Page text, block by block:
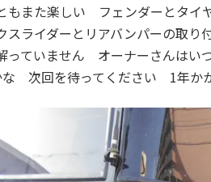
もまた楽しい フェンダーとタ
スライダーとリアバンパーの取
っていません オーナーさんはい
次回を待ってください 1年かか